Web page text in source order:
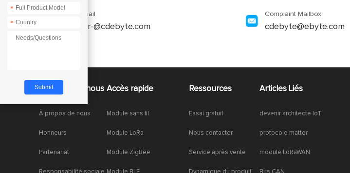
Enquiry Email
service-fr-@cdebyte.com
Complaint Mailbox
cdebyte@ebyte.com
À propos de nous
À propos de nous
Honneurs
Partenariat
Accès rapide
Module sans fil
Module LoRa
Module ZigBee
Ressources
Essai gratuit
Nous contacter
Service après vente
Articles Liés
devenir architecte IoT
protocole matter
module LoRaWAN
*
*